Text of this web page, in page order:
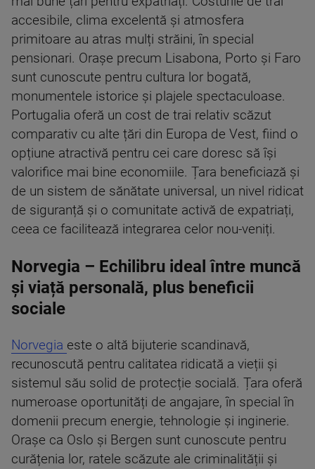
accesibile, clima excelentă și atmosfera
primitoare au atras mulți străini, în special
pensionari. Orașe precum Lisabona, Porto și Faro
sunt cunoscute pentru cultura lor bogată,
monumentele istorice și plajele spectaculoase.
Portugalia oferă un cost de trai relativ scăzut
comparativ cu alte țări din Europa de Vest, fiind o
opțiune atractivă pentru cei care doresc să își
valorifice mai bine economiile. Țara beneficiază și
de un sistem de sănătate universal, un nivel ridicat
de siguranță și o comunitate activă de expatriați,
ceea ce facilitează integrarea celor nou-veniți.
Norvegia – Echilibru ideal între muncă
și viață personală, plus beneficii
sociale
Norvegia este o altă bijuterie scandinavă,
recunoscută pentru calitatea ridicată a vieții și
sistemul său solid de protecție socială. Țara oferă
numeroase oportunități de angajare, în special în
domenii precum energie, tehnologie și inginerie.
Orașe ca Oslo și Bergen sunt cunoscute pentru
curățenia lor, ratele scăzute ale criminalității și